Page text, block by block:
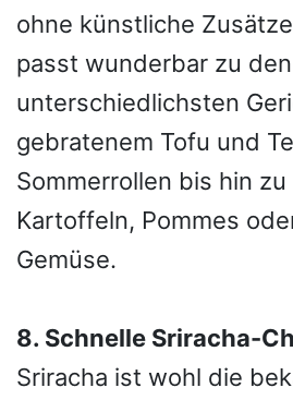
ohne künstliche
passt wunderbar zu den
unterschiedlichsten
gebratenem Tofu und
Sommerrollen bis hin
Kartoffeln, Pommes
Gemüse.
8. Schnelle Sriracha-
Sriracha ist wohl die